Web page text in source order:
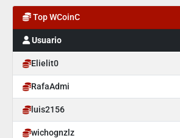
Top WCoinC
Usuario
Elielit0
RafaAdmi
luis2156
wichognzlz